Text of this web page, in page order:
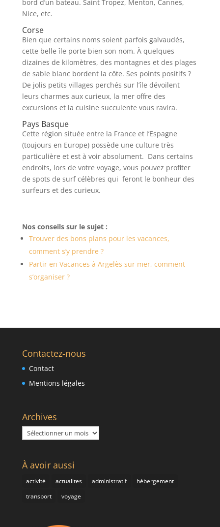
bord d’un bateau. Saint Tropez, Menton, Cannes,
Nice, etc.
Corse
Bien que certains noms soient parfois galvaudés,
cette belle île porte bien son nom. À quelques
dizaines de kilomètres, des montagnes et des plages
de sable blanc bordent la côte. Ses points positifs ?
De jolis petits villages perchés sur l’île dévoilent
leurs charmes aux curieux, la mer offre des
excursions et la cuisine succulente vous ravira.
Pays Basque
Cette région située entre la France et l’Espagne
(toujours en Europe) possède une culture très
particulière et est à voir absolument. Dans certains
endroits, lors de votre voyage, vous pouvez profiter
de spots de surf célèbres qui feront le bonheur des
surfeurs et des curieux.
Nos conseils sur le sujet :
Trouver des bons plans pour les vacances,
comment s’y prendre ?
Partir en Vacances à Argelès sur mer, comment
s’organiser ?
Contactez-nous
Contact
Mentions légales
Archives
Archives
À avoir aussi
activité actualites administratif
hébergement
transport
voyage